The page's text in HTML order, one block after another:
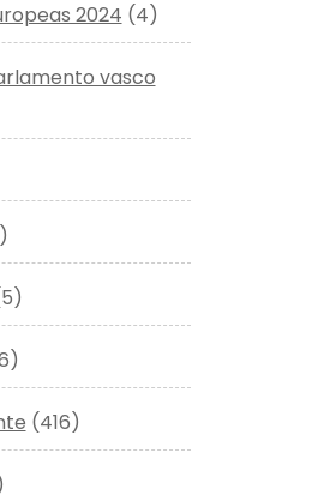
2024 (4)
vasco
(416)